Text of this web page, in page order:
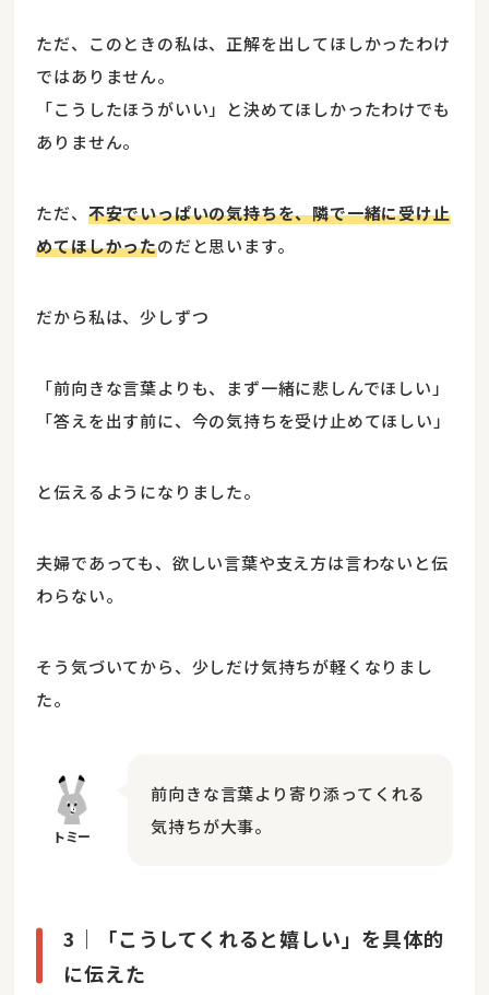
ただ、このときの私は、正解を出してほしかったわけ
ではありません。
「こうしたほうがいい」と決めてほしかったわけでも
ありません。
ただ、 不安でいっぱいの気持ちを、隣で一緒に受け止
めてほしかったのだと思います。
だから私は、少しずつ
「前向きな言葉よりも、まず一緒に悲しんでほしい」
「答えを出す前に、今の気持ちを受け止めてほしい」
と伝えるようになりました。
夫婦であっても、欲しい言葉や支え方は言わないと伝
わらない。
そう気づいてから、少しだけ気持ちが軽くなりまし
た。
前向きな言葉より寄り添ってくれる
気持ちが大事。
3｜「こうしてくれると嬉しい」を具体的
に伝えた